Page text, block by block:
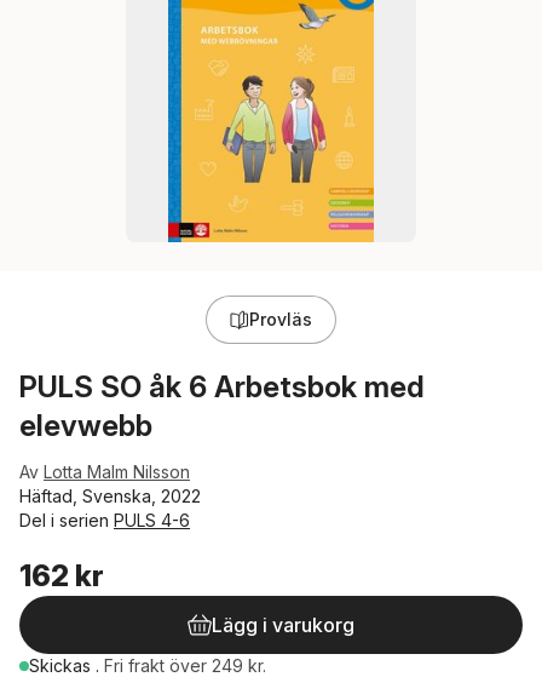
Provläs
PULS SO åk 6 Arbetsbok med
elevwebb
Av Lotta Malm Nilsson
Häftad, Svenska, 2022
Del i serien PULS 4-6
162 kr
Lägg i varukorg
Skickas . Fri frakt över 249 kr.